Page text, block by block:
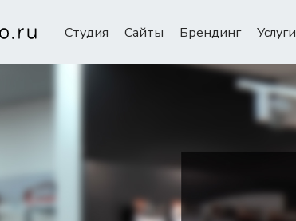
Студия Сайты Брендинг Услуги